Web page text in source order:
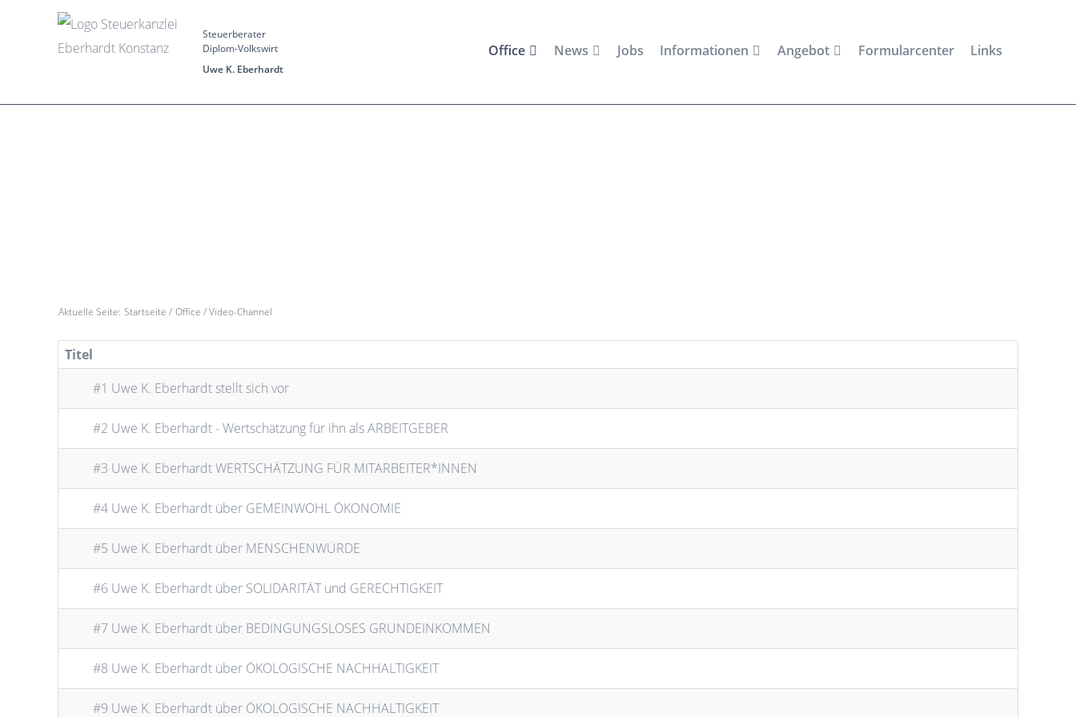
Steuerberater
Diplom-Volkswirt
Uwe K. Eberhardt
Office News Jobs Informationen Angebot Formularcenter Links
Aktuelle Seite: Startseite / Office /Video-Channel
Titel
#1 Uwe K. Eberhardt stellt sich vor
#2 Uwe K. Eberhardt - Wertschätzung für ihn als ARBEITGEBER
#3 Uwe K. Eberhardt WERTSCHÄTZUNG FÜR MITARBEITER*INNEN
#4 Uwe K. Eberhardt über GEMEINWOHL ÖKONOMIE
#5 Uwe K. Eberhardt über MENSCHENWÜRDE
#6 Uwe K. Eberhardt über SOLIDARITÄT und GERECHTIGKEIT
#7 Uwe K. Eberhardt über BEDINGUNGSLOSES GRUNDEINKOMMEN
#8 Uwe K. Eberhardt über ÖKOLOGISCHE NACHHALTIGKEIT
#9 Uwe K. Eberhardt über ÖKOLOGISCHE NACHHALTIGKEIT